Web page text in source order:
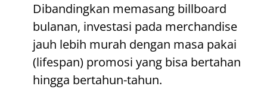
Dibandingkan memasang billboard
bulanan, investasi pada merchandise
jauh lebih murah dengan masa pakai
(lifespan) promosi yang bisa bertahan
hingga bertahun-tahun.